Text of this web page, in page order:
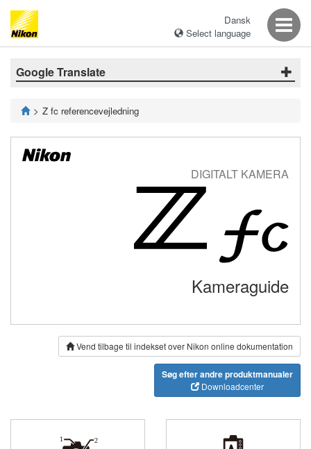
Dansk
Select language
Google Translate
Z fc referencevejledning
DIGITALT KAMERA
Kameraguide
Vend tilbage til indekset over Nikon online dokumentation
Søg efter andre produktmanualer
Downloadcenter